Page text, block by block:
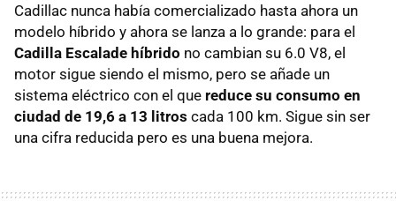
Cadillac nunca había comercializado hasta ahora un
modelo híbrido y ahora se lanza a lo grande: para el
Cadilla Escalade híbrido no cambian su 6.0 V8, el
motor sigue siendo el mismo, pero se añade un
sistema eléctrico con el que reduce su consumo en
ciudad de 19,6 a 13 litros cada 100 km. Sigue sin ser
una cifra reducida pero es una buena mejora.